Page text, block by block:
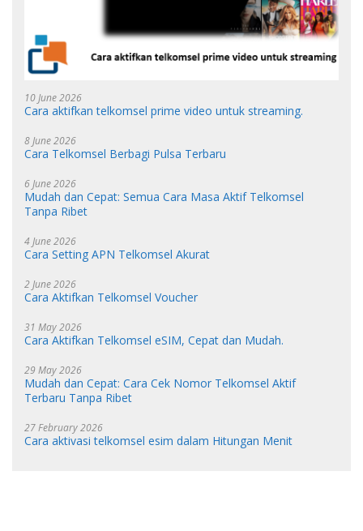
10 June 2026
Cara aktifkan telkomsel prime video untuk streaming.
8 June 2026
Cara Telkomsel Berbagi Pulsa Terbaru
6 June 2026
Mudah dan Cepat: Semua Cara Masa Aktif Telkomsel
Tanpa Ribet
4 June 2026
Cara Setting APN Telkomsel Akurat
2 June 2026
Cara Aktifkan Telkomsel Voucher
31 May 2026
Cara Aktifkan Telkomsel eSIM, Cepat dan Mudah.
29 May 2026
Mudah dan Cepat: Cara Cek Nomor Telkomsel Aktif
Terbaru Tanpa Ribet
27 February 2026
Cara aktivasi telkomsel esim dalam Hitungan Menit